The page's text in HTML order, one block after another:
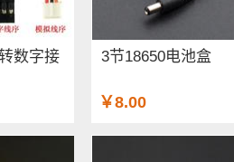
数字接
3节18650电池盒
￥8.00